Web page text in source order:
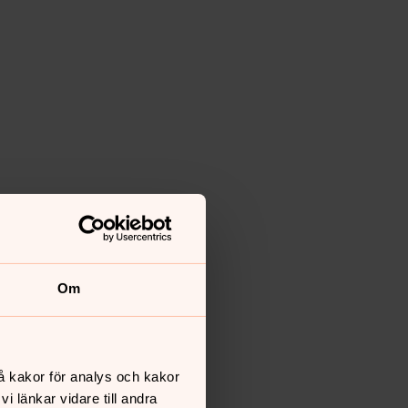
Om
kakor för analys och kakor
länkar vidare till andra